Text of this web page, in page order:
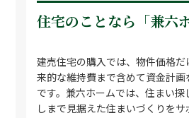
住宅のことなら「兼六
建売住宅の購入では、物件価格
来的な維持費まで含めて資金計
です。兼六ホームでは、住まい探
しまで見据えた住まいづくりをサ